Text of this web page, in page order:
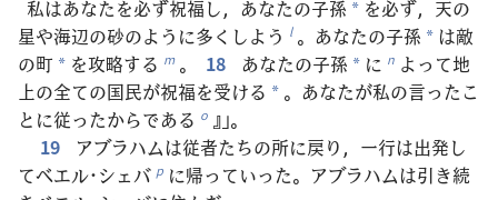
私はあなたを必ず祝福し，あなたの子孫 * を必ず，天の
星や海辺の砂のように多くしよう l 。あなたの子孫 * は敵
の町 * を攻略する m 。 18 あなたの子孫 * に n よって地
上の全ての国民が祝福を受ける * 。あなたが私の言ったこ
とに従ったからである o 』」。
19
アブラハムは従者たちの所に戻り，一行は出発し
てベエル･シェバ p に帰っていった。アブラハムは引き続